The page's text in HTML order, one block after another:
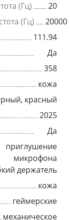
(Гц)
20
(Гц)
20000
111.94
Да
358
кожа
красный
2025
Да
приглушение
микрофона
держатель
кожа
геймерские
механическое